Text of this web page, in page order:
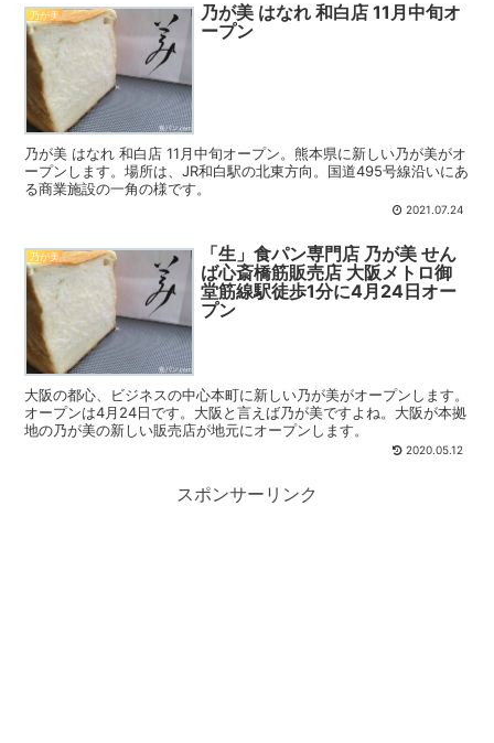
乃が美
乃が美 はなれ 和白店 11月中旬オ
ープン
乃が美 はなれ 和白店 11月中旬オープン。熊本県に新しい乃が美がオ
ープンします。場所は、JR和白駅の北東方向。国道495号線沿いにあ
る商業施設の一角の様です。
2021.07.24
乃が美
「生」食パン専門店 乃が美 せん
ば心斎橋筋販売店 大阪メトロ御
堂筋線駅徒歩1分に4月24日オー
プン
大阪の都心、ビジネスの中心本町に新しい乃が美がオープンします。
オープンは4月24日です。大阪と言えば乃が美ですよね。大阪が本拠
地の乃が美の新しい販売店が地元にオープンします。
2020.05.12
スポンサーリンク